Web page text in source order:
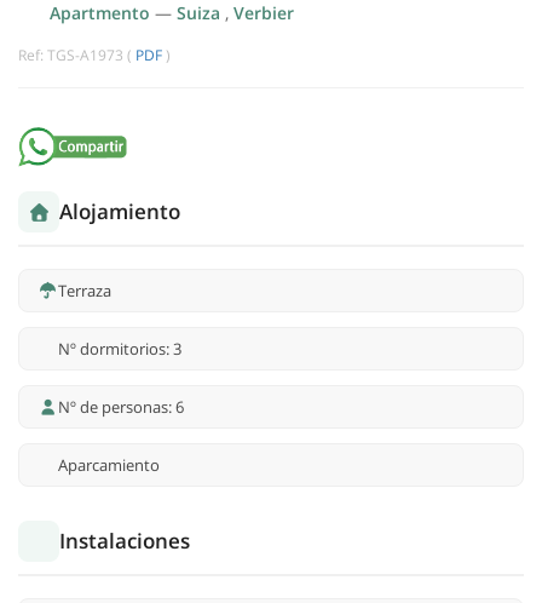
Apartmento — Suiza , Verbier
Ref: TGS-A1973 ( PDF )
Alojamiento
Terraza
Nº dormitorios: 3
Nº de personas: 6
Aparcamiento
Instalaciones